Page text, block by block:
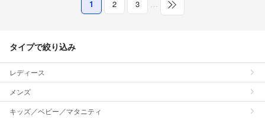
1 2 3 …
タイプで絞り込み
レディース
メンズ
キッズ／ベビー／マタニティ